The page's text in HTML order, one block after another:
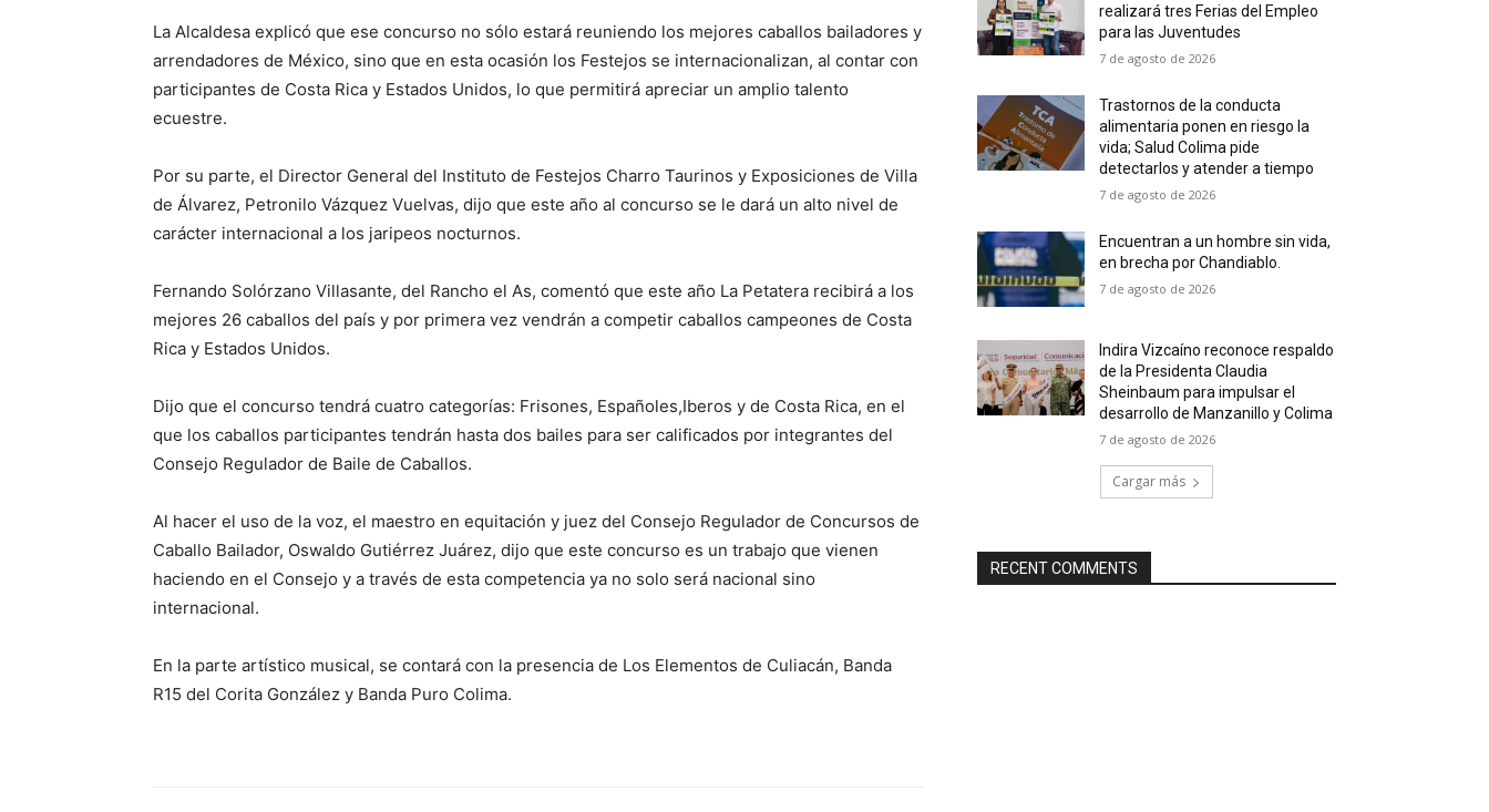
‎La Alcaldesa explicó que ese concurso no sólo estará reuniendo los mejores caballos bailadores y
arrendadores de México, sino que en esta ocasión los Festejos se internacionalizan, al contar con
participantes de Costa Rica y Estados Unidos, lo que permitirá apreciar un amplio talento
ecuestre.
‎Por su parte, el Director General del Instituto de Festejos Charro Taurinos y Exposiciones de Villa
de Álvarez, Petronilo Vázquez Vuelvas, dijo que este año al concurso se le dará un alto nivel de
carácter internacional a los jaripeos nocturnos.
‎Fernando Solórzano Villasante, del Rancho el As, comentó que este año La Petatera recibirá a los
mejores 26 caballos del país y por primera vez vendrán a competir caballos campeones de Costa
Rica y Estados Unidos.
‎Dijo que el concurso tendrá cuatro categorías: Frisones, Españoles,Iberos y de Costa Rica, en el
que los caballos participantes tendrán hasta dos bailes para ser calificados por integrantes del
Consejo Regulador de Baile de Caballos.
‎Al hacer el uso de la voz, el maestro en equitación y juez del Consejo Regulador de Concursos de
Caballo Bailador, Oswaldo Gutiérrez Juárez, dijo que este concurso es un trabajo que vienen
haciendo en el Consejo y a través de esta competencia ya no solo será nacional sino
internacional.
‎En la parte artístico musical, se contará con la presencia de Los Elementos de Culiacán, Banda
R15 del Corita González y Banda Puro Colima.
realizará tres Ferias del Empleo
para las Juventudes
7 de agosto de 2026
Trastornos de la conducta
alimentaria ponen en riesgo la
vida; Salud Colima pide
detectarlos y atender a tiempo
7 de agosto de 2026
Encuentran a un hombre sin vida,
en brecha por Chandiablo.
7 de agosto de 2026
Indira Vizcaíno reconoce respaldo
de la Presidenta Claudia
Sheinbaum para impulsar el
desarrollo de Manzanillo y Colima
7 de agosto de 2026
Cargar más
RECENT COMMENTS